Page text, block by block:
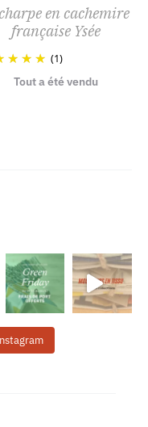
en cachemire
française Ysée
(1)
Tout a été vendu